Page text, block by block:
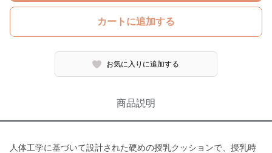
カートに追加する
お気に入りに追加する
商品説明
人体工学に基づいて設計された硬めの授乳クッションで、授乳時